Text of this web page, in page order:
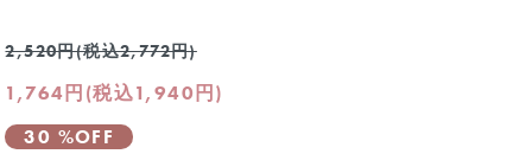
2,520円(税込2,772円)
1,764円(税込1,940円)
30 %OFF